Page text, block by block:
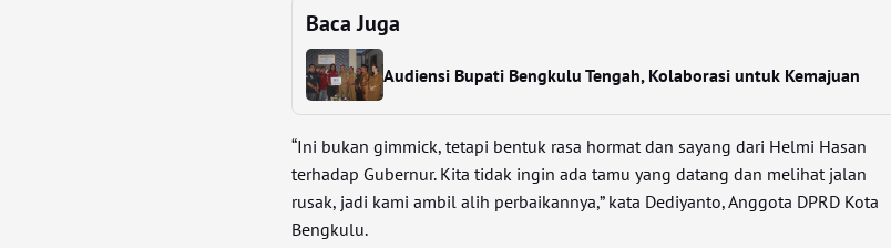
Baca Juga
Audiensi Bupati Bengkulu Tengah, Kolaborasi untuk Kemajuan
“Ini bukan gimmick, tetapi bentuk rasa hormat dan sayang dari Helmi Hasan
terhadap Gubernur. Kita tidak ingin ada tamu yang datang dan melihat jalan
rusak, jadi kami ambil alih perbaikannya,” kata Dediyanto, Anggota DPRD Kota
Bengkulu.